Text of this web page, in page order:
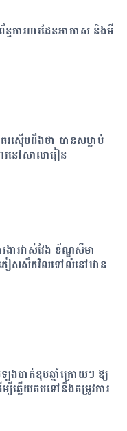
ធការពារដែនអាកាស និងមី
ធរស៊ើបដឹងថា បានសម្លាប់
រនៅសាលារៀន
រងារវាស់វែង ខ័ណ្ឌសីមា
ភៀសសឹកវិលទៅលំនៅឋាន
ងបាក់ឌុបឆ្នាំក្រោយៗ ឱ្យ
បីឆ្លើយតបទៅនឹងតម្រូវការ